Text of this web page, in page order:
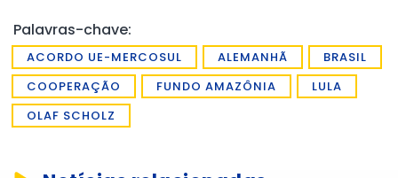
Palavras-chave:
ACORDO UE-MERCOSUL ALEMANHÃ
BRASIL
COOPERAÇÃO
FUNDO AMAZÔNIA
LULA
OLAF SCHOLZ